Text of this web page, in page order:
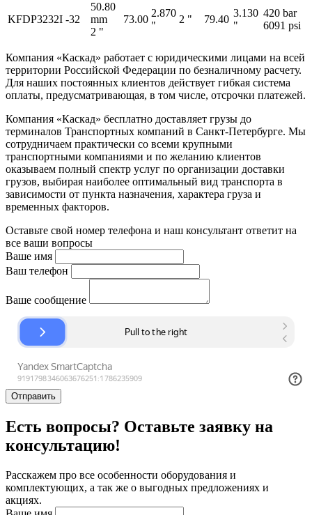
KFDP3232I -32
50.80
mm
2 "
73.00
2.870
"
2 " 79.40
3.130
"
420 bar
6091 psi
Компания «Каскад» работает с юридическими лицами на всей
территории Российской Федерации по безналичному расчету.
Для наших постоянных клиентов действует гибкая система
оплаты, предусматривающая, в том числе, отсрочки платежей.
Компания «Каскад» бесплатно доставляет грузы до
терминалов Транспортных компаний в Санкт-Петербурге. Мы
сотрудничаем практически со всеми крупными
транспортными компаниями и по желанию клиентов
оказываем полный спектр услуг по организации доставки
грузов, выбирая наиболее оптимальный вид транспорта в
зависимости от пункта назначения, характера груза и
временных факторов.
Оставьте свой номер телефона и наш консультант ответит на
все ваши вопросы
Ваше имя
Ваш телефон
Ваше сообщение
Отправить
Есть вопросы? Оставьте заявку на
консультацию!
Расскажем про все особенности оборудования и
комплектующих, а так же о выгодных предложениях и
акциях.